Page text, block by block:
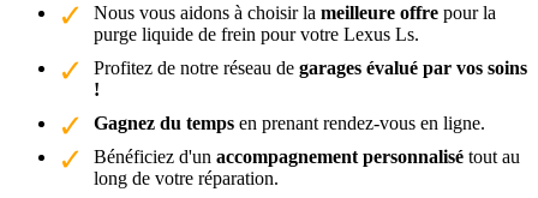
Nous vous aidons à choisir la meilleure offre pour la
purge liquide de frein pour votre Lexus Ls.
Profitez de notre réseau de garages évalué par vos soins
!
Gagnez du temps en prenant rendez-vous en ligne.
Bénéficiez d'un accompagnement personnalisé tout au
long de votre réparation.